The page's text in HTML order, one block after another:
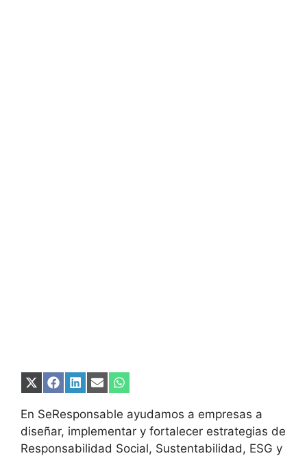
Compartir
X
(Twitter)
Compartir
Facebook
Compartir
LinkedIn
Compartir
Email
Compartir
WhatsApp
En SeResponsable ayudamos a empresas a
diseñar, implementar y fortalecer estrategias de
Responsabilidad Social, Sustentabilidad, ESG y